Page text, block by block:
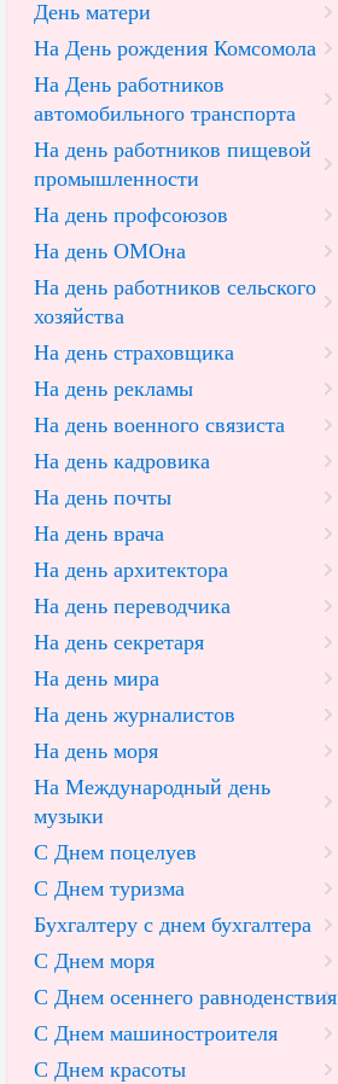
День матери
На День рождения Комсомола
На День работников
автомобильного транспорта
На день работников пищевой
промышленности
На день профсоюзов
На день ОМОна
На день работников сельского
хозяйства
На день страховщика
На день рекламы
На день военного связиста
На день кадровика
На день почты
На день врача
На день архитектора
На день переводчика
На день секретаря
На день мира
На день журналистов
На день моря
На Международный день
музыки
С Днем поцелуев
С Днем туризма
Бухгалтеру с днем бухгалтера
С Днем моря
С Днем осеннего равноденствия
С Днем машиностроителя
С Днем красоты